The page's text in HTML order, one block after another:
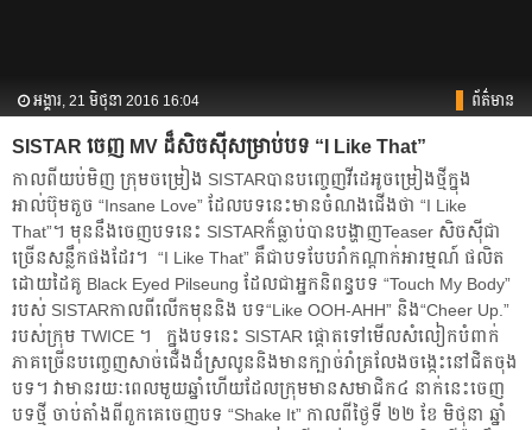
អង្គារ, 21 មិថុនា 2016 16:04 ព័ត៌មាន
SISTAR ចេញ MV ​ដ៏​សិចស៊ី​​សម្រាប់​​បទ “I Like That”
កាល​ពី​​យប់មិញ ក្រុម​ចម្រៀង SISTARបាន​បញ្ចេញ​វីដេអូ​ចម្រៀង​ថ្មី​​ក្នុង​
អាល់ប៊ុម​តួច “Insane Love” ដែល​បទ​នេះ​​មាន​ចំណងជើង​ថា “I Like
That”។ មុន​នឹង​ចេញ​បទ​នេះ SISTARក៏​ធ្លាប់​បាន​បង្ហាញTeaser សិចស៊ី​ជា​
ច្រើន​សន្លឹក​ផងដែរ។ ​ “I Like That”​ គឺ​ជា​បទ​​បែប​​រាំ​កណ្ដាក់​អារម្មណ៍ ​ផលិត​
ដោយ​​ដៃគូ​ Black Eyed Pilseung ដែល​ជា​អ្នក​​និពន្ធ​​បទ “Touch My Body”
របស់ SISTARកាល​ពី​លើក​មុន​និង បទ“Like OOH-AHH” និង“Cheer Up.”
របស់​ក្រុម TWICE ។ ក្នុង​បទ​នេះ SISTAR ផ្ដោត​ទៅ​មើល​សំលៀកបំពាក់​
ភាគ​ច្រើន​បញ្ចេញ​សាច់​ជើង​ដ៏​ស្រលូន​និង​មាន​ក្បាច់​រាំ​គ្រលែង​ចង្កេះ​នៅ​ជិត​ចុង​
បទ។ វា​មាន​រយៈពេល​មួយ​ឆ្នាំ​ហើយ​ដែល​ក្រុម​​​មាន​​សមាជិក​៤ នាក់​នេះ​​ចេញ​
បទ​ថ្មី ចាប់​តាំង​ពី​ពួក​គេ​ចេញ​បទ “Shake It” កាល​ពី​ថ្ងៃ​ទី​ ២២ ខែ មិថុនា ឆ្នាំ​